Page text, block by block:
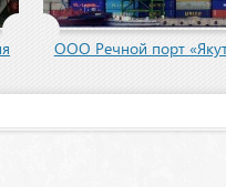
ООО Речной порт